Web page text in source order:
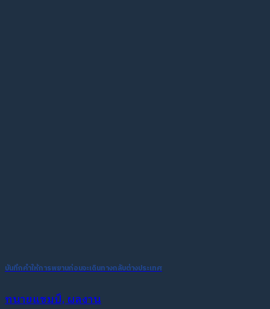
บันทึกคำให้การพยานก่อนจะเดินทางกลับต่างประเทศ
ทนายแชมป์, ผลงาน